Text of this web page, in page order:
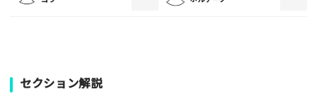
セクション解説